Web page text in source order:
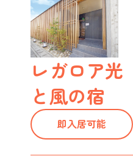
レガロア光
と風の宿
即入居可能